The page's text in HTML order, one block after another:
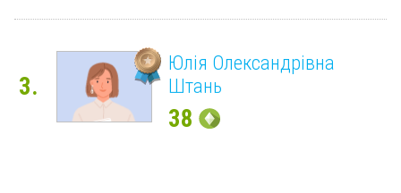
3.
Юлія Олександрівна
Штань
38